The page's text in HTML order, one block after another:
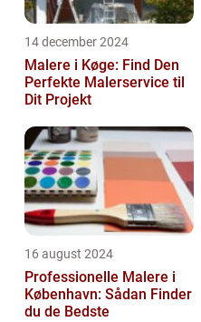
14 december 2024
Malere i Køge: Find Den
Perfekte Malerservice til
Dit Projekt
16 august 2024
Professionelle Malere i
København: Sådan Finder
du de Bedste